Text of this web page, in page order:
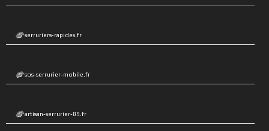
serruriers-rapides.fr
sos-serrurier-mobile.fr
artisan-serrurier-89.fr